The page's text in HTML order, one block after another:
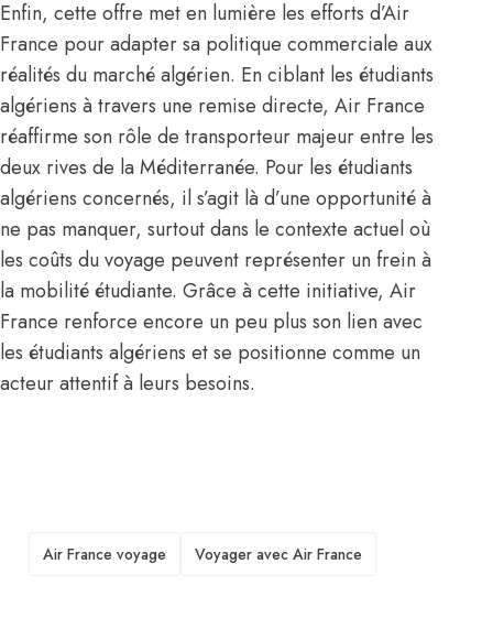
Enfin, cette offre met en lumière les efforts d’Air
France pour adapter sa politique commerciale aux
réalités du marché algérien. En ciblant les étudiants
algériens à travers une remise directe, Air France
réaffirme son rôle de transporteur majeur entre les
deux rives de la Méditerranée. Pour les étudiants
algériens concernés, il s’agit là d’une opportunité à
ne pas manquer, surtout dans le contexte actuel où
les coûts du voyage peuvent représenter un frein à
la mobilité étudiante. Grâce à cette initiative, Air
France renforce encore un peu plus son lien avec
les étudiants algériens et se positionne comme un
acteur attentif à leurs besoins.
TAGS
Air France voyage Voyager avec Air France